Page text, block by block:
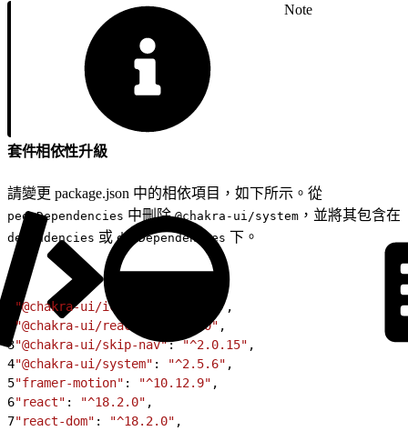
Note
套件相依性升級
請變更 package.json 中的相依項目，如下所示。從
peerDependencies 中刪除@chakra-ui/system ，並將其包含在
dependencies 或 devDependencies 下。
"@chakra-ui/icons" "^2.0.19",
"@chakra-ui/react" "^2.6.0" ,
3"@chakra-ui/skip-nav": "^2.0.15" ,
4"@chakra-ui/system" : "^2.5.6" ,
5"framer-motion" : "^10.12.9" ,
6"react" : "^18.2.0" ,
7"react-dom" : "^18.2.0" ,